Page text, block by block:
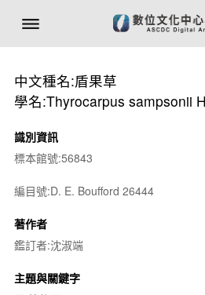
中文種名:盾果草
學名:Thyrocarpus sampsonii
識別資訊
標本館號:56843
編目號:D. E. Boufford 26444
著作者
鑑訂者:沈淑端
主題與關鍵字